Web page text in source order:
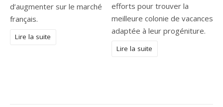
d’augmenter sur le marché
français.
Lire la suite
efforts pour trouver la
meilleure colonie de vacances
adaptée à leur progéniture.
Lire la suite